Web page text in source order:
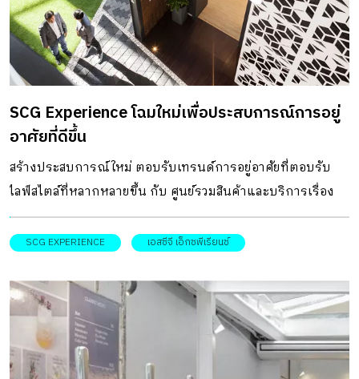
SCG Experience โฉมใหม่เพื่อประสบการณ์การอยู่
อาศัยที่ดีขึ้น
สร้างประสบการณ์ใหม่ ตอบรับเทรนด์การอยู่อาศัยที่ตอบรับ
ไลฟ์สไตล์ที่หลากหลายขึ้น กับ ศูนย์รวมสินค้าและบริการเรื่อง
บ้านแบบครบวงจร SCG Experience
SCG EXPERIENCE เอสซีจี เอ็กซพีเรียนซ์